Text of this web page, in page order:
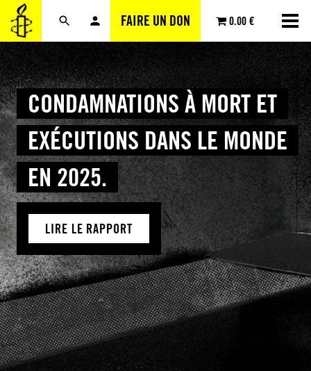
FAIRE UN DON 0.00 €
Aller
au
contenu
CONDAMNATIONS À MORT ET
EXÉCUTIONS DANS LE MONDE
EN 2025.
LIRE LE RAPPORT